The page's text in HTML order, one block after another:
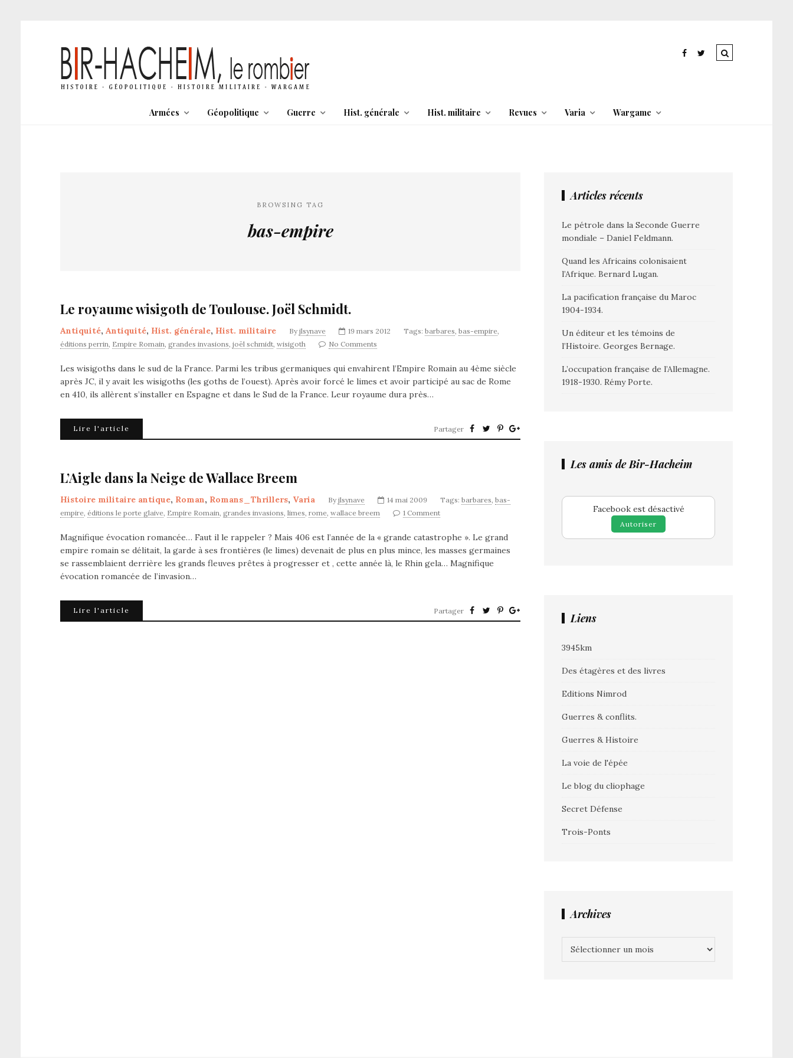
Armées Géopolitique Guerre Hist. générale Hist. militaire Revues Varia Wargame
BROWSING TAG
bas-empire
Le royaume wisigoth de Toulouse. Joël Schmidt.
Antiquité, Antiquité, Hist. générale, Hist. militaire By jlsynave 19 mars 2012 Tags: barbares, bas-empire,
éditions perrin, Empire Romain, grandes invasions, joël schmidt, wisigoth No Comments
Les wisigoths dans le sud de la France. Parmi les tribus germaniques qui envahirent l’Empire Romain au 4ème siècle
après JC, il y avait les wisigoths (les goths de l’ouest). Après avoir forcé le limes et avoir participé au sac de Rome
en 410, ils allèrent s’installer en Espagne et dans le Sud de la France. Leur royaume dura près…
Lire l'article Partager
L’Aigle dans la Neige de Wallace Breem
Histoire militaire antique, Roman, Romans_Thrillers, Varia By jlsynave 14 mai 2009 Tags: barbares, bas-
empire, éditions le porte glaive, Empire Romain, grandes invasions, limes, rome, wallace breem 1 Comment
Magnifique évocation romancée… Faut il le rappeler ? Mais 406 est l’année de la « grande catastrophe ». Le grand
empire romain se délitait, la garde à ses frontières (le limes) devenait de plus en plus mince, les masses germaines
se rassemblaient derrière les grands fleuves prêtes à progresser et , cette année là, le Rhin gela… Magnifique
évocation romancée de l’invasion…
Lire l'article Partager
Articles récents
Le pétrole dans la Seconde Guerre
mondiale – Daniel Feldmann.
Quand les Africains colonisaient
l’Afrique. Bernard Lugan.
La pacification française du Maroc
1904-1934.
Un éditeur et les témoins de
l’Histoire. Georges Bernage.
L’occupation française de l’Allemagne.
1918-1930. Rémy Porte.
Les amis de Bir-Hacheim
Facebook est désactivé
Autoriser
Liens
3945km
Des étagères et des livres
Editions Nimrod
Guerres & conflits.
Guerres & Histoire
La voie de l'épée
Le blog du cliophage
Secret Défense
Trois-Ponts
Archives